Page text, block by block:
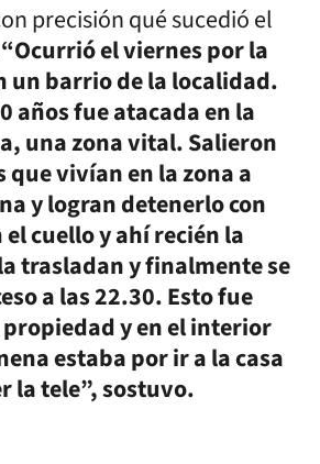
precisión qué sucedió el
“Ocurrió el viernes por la
un barrio de la localidad.
años fue atacada en la
una zona vital. Salieron
que vivían en la zona a
y logran detenerlo con
cuello y ahí recién la
trasladan y finalmente se
a las 22.30. Esto fue
y en el interior
estaba por ir a la casa
la tele”, sostuvo.